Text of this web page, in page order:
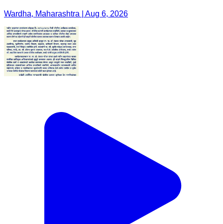
Wardha, Maharashtra | Aug 6, 2026